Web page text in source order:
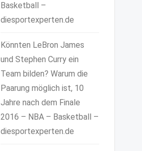
Basketball –
diesportexperten.de
Könnten LeBron James
und Stephen Curry ein
Team bilden? Warum die
Paarung möglich ist, 10
Jahre nach dem Finale
2016 – NBA – Basketball –
diesportexperten.de